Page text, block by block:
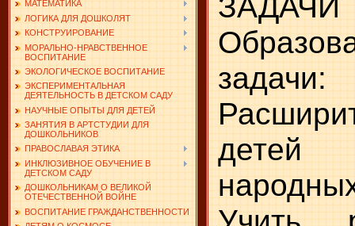
МАТЕМАТИКА
ЛОГИКА ДЛЯ ДОШКОЛЯТ
КОНСТРУИРОВАНИЕ
МОРАЛЬНО-НРАВСТВЕННОЕ
ВОСПИТАНИЕ
ЭКОЛОГИЧЕСКОЕ ВОСПИТАНИЕ
ЭКСПЕРИМЕНТАЛЬНАЯ
ДЕЯТЕЛЬНОСТЬ В ДЕТСКОМ САДУ
НАУЧНЫЕ ОПЫТЫ ДЛЯ ДЕТЕЙ
ЗАНЯТИЯ В АРТСТУДИИ ДЛЯ
ДОШКОЛЬНИКОВ
ПРАВОСЛАВАЯ ЭТИКА
ИНКЛЮЗИВНОЕ ОБУЧЕНИЕ В
ДЕТСКОМ САДУ
ДОШКОЛЬНИКАМ О ВЕЛИКОЙ
ОТЕЧЕСТВЕННОЙ ВОЙНЕ
ВОСПИТАНИЕ ГРАЖДАНСТВЕННОСТИ
задачи:
детей